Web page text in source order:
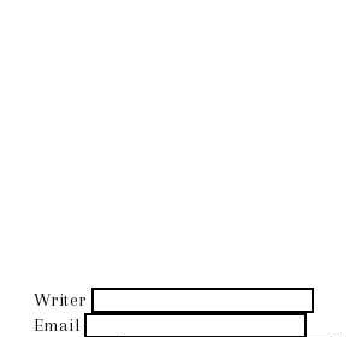
Writer
Email